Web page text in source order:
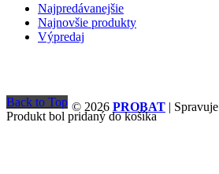
Najpredávanejšie
Najnovšie produkty
Výpredaj
© 2026 PROBAT | Spravuje
Back to Top
Produkt bol pridaný do košíka